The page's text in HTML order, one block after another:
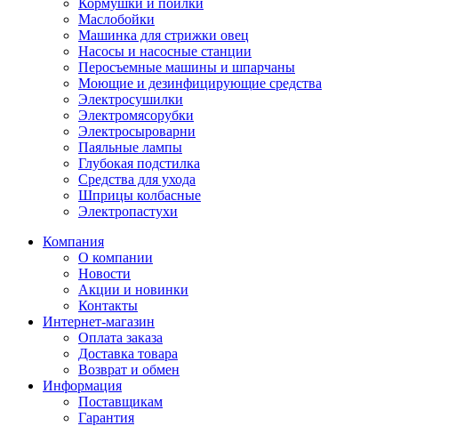
Кормушки и поилки
Маслобойки
Машинка для стрижки овец
Насосы и насосные станции
Перосъемные машины и шпарчаны
Моющие и дезинфицирующие средства
Электросушилки
Электромясорубки
Электросыроварни
Паяльные лампы
Глубокая подстилка
Средства для ухода
Шприцы колбасные
Электропастухи
Компания
О компании
Новости
Акции и новинки
Контакты
Интернет-магазин
Оплата заказа
Доставка товара
Возврат и обмен
Информация
Поставщикам
Гарантия